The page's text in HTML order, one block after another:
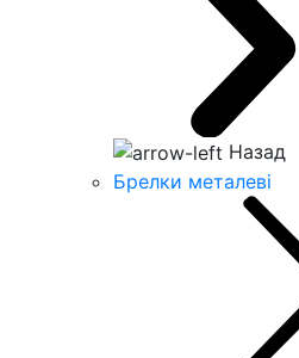
Назад
Брелки металеві